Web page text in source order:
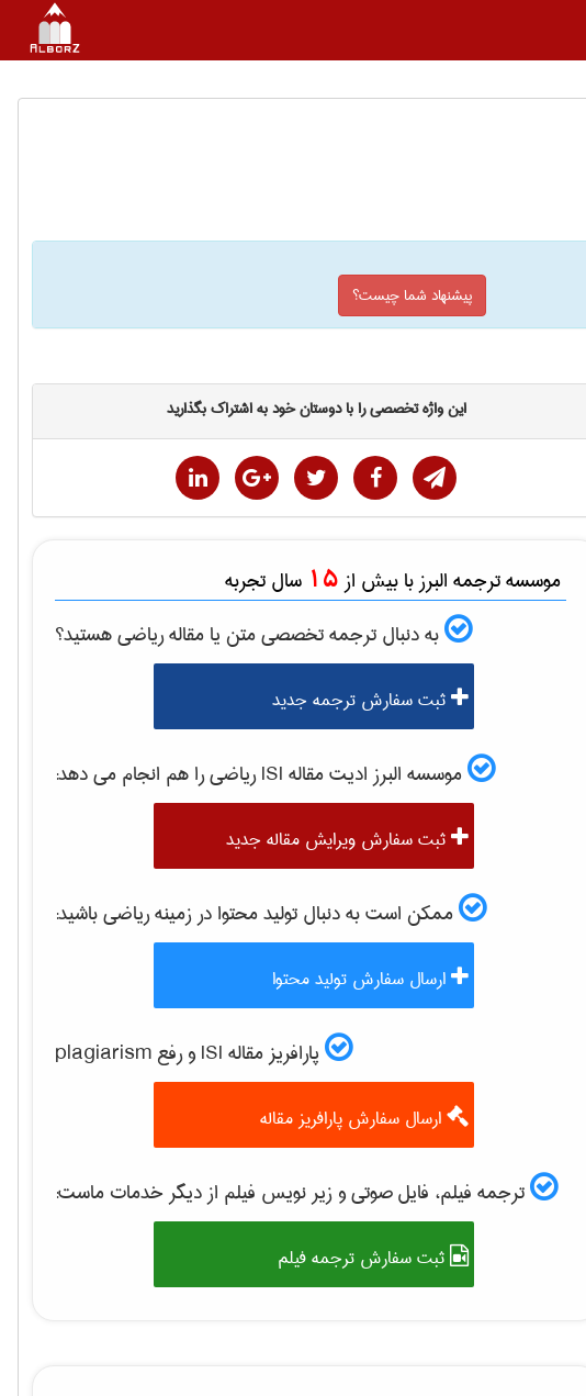
پیشنهاد شما چیست؟
این واژه تخصصی را با دوستان خود به اشتراک بگذارید
موسسه ترجمه البرز با بیش از 15 سال تجربه
به دنبال ترجمه تخصصی متن یا مقالهرياضیهستید؟
ثبت سفارش ترجمه جدید
موسسه البرز ادیت مقاله ISI رياضیرا هم انجام می دهد:
ثبت سفارش ویرایش مقاله جدید
ممکن است به دنبال تولید محتوا در زمینهرياضیباشید:
ارسال سفارش تولید محتوا
پارافریز مقاله ISI و رفع plagiarism
ارسال سفارش پارافریز مقاله
ترجمه فیلم، فایل صوتی و زیر نویس فیلم از دیگر خدمات ماست:
ثبت سفارش ترجمه فیلم